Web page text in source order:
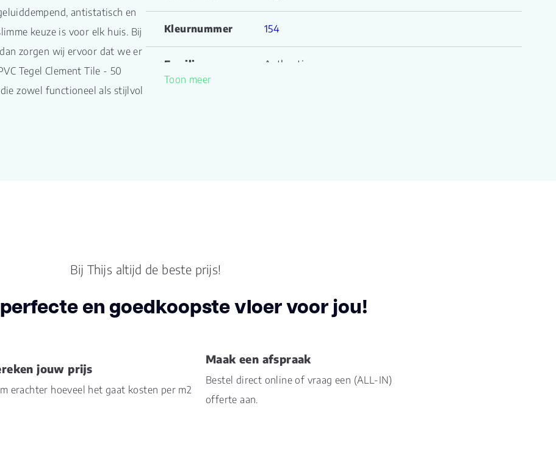
antistatisch en
keuze is voor elk huis. Bij
zorgen wij ervoor dat we er
Tegel Clement Tile - 50
zowel functioneel als stijlvol
Kleurnummer 154
Familienaam Authentics
Dikte toplaag
4V
Gebruiksklasse
Toon meer
Bij Thijs altijd de beste prijs!
en goedkoopste vloer voor jou!
jouw prijs
erachter hoeveel het gaat kosten per m2
Maak een afspraak
Bestel direct online of vraag een (ALL-IN)
offerte aan.